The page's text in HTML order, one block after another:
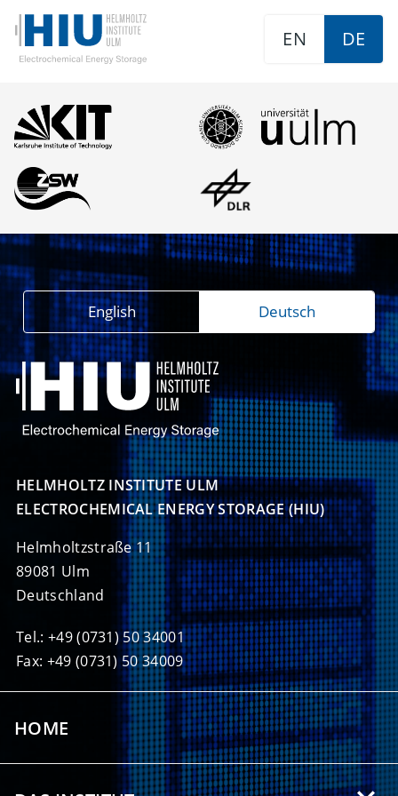
EN DE
HELMHOLTZ INSTITUTE ULM
ELECTROCHEMICAL ENERGY STORAGE (HIU)
Helmholtzstraße 11
89081 Ulm
Deutschland
Tel.: +49 (0731) 50 34001
Fax: +49 (0731) 50 34009
English Deutsch
HOME